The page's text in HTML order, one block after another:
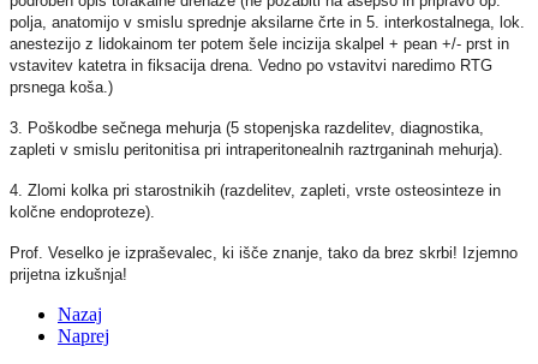
polja, anatomijo v smislu sprednje aksilarne črte in 5. interkostalnega, lok.
anestezijo z lidokainom ter potem šele incizija skalpel + pean +/- prst in
vstavitev katetra in fiksacija drena. Vedno po vstavitvi naredimo RTG
prsnega koša.)
3. Poškodbe sečnega mehurja (5 stopenjska razdelitev, diagnostika,
zapleti v smislu peritonitisa pri intraperitonealnih raztrganinah mehurja).
4. Zlomi kolka pri starostnikih (razdelitev, zapleti, vrste osteosinteze in
kolčne endoproteze).
Prof. Veselko je izpraševalec, ki išče znanje, tako da brez skrbi! Izjemno
prijetna izkušnja!
Nazaj
Naprej